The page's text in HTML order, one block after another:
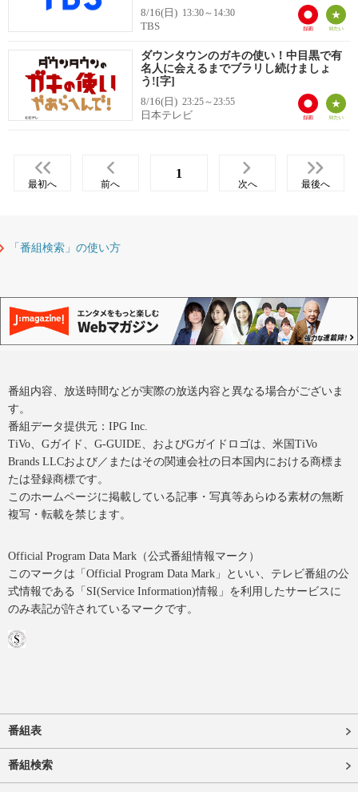
8/16(日) 13:30～14:30
TBS
ダウンタウンのガキの使い！中目黒で有
名人に会えるまでブラリし続けましょ
う![字]
8/16(日) 23:25～23:55
日本テレビ
最初へ 前へ
1
次へ 最後へ
「番組検索」の使い方
番組内容、放送時間などが実際の放送内容と異なる場合がございま
す。
番組データ提供元：IPG Inc.
TiVo、Gガイド、G-GUIDE、およびGガイドロゴは、米国TiVo
Brands LLCおよび／またはその関連会社の日本国内における商標ま
たは登録商標です。
このホームページに掲載している記事・写真等あらゆる素材の無断
複写・転載を禁じます。
Official Program Data Mark（公式番組情報マーク）
このマークは「Official Program Data Mark」といい、テレビ番組の公
式情報である「SI(Service Information)情報」を利用したサービスに
のみ表記が許されているマークです。
番組表
番組検索